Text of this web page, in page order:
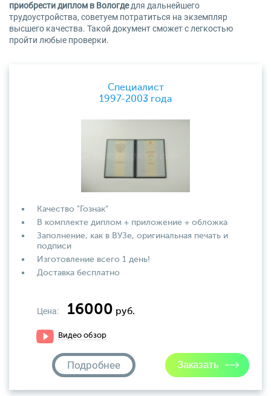
приобрести диплом в Вологдедля дальнейшего
трудоустройства, советуем потратиться на экземпляр
высшего качества. Такой документ сможет с легкостью
пройти любые проверки.
Специалист
1997-2003 года
Качество "Гознак"
В комплекте диплом + приложение + обложка
Заполнение, как в ВУЗе, оригинальная печать и
подписи
Изготовление всего 1 день!
Доставка бесплатно
Цена: 16000 руб.
Видео обзор
Подробнее